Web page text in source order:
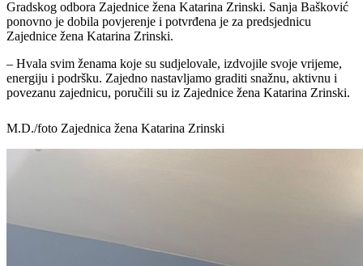
Gradskog odbora Zajednice žena Katarina Zrinski. Sanja Bašković
ponovno je dobila povjerenje i potvrđena je za predsjednicu
Zajednice žena Katarina Zrinski.
– Hvala svim ženama koje su sudjelovale, izdvojile svoje vrijeme,
energiju i podršku. Zajedno nastavljamo graditi snažnu, aktivnu i
povezanu zajednicu, poručili su iz Zajednice žena Katarina Zrinski.
M.D./foto Zajednica žena Katarina Zrinski